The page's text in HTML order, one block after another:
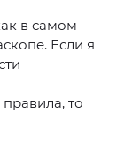
в самом
Если я
то